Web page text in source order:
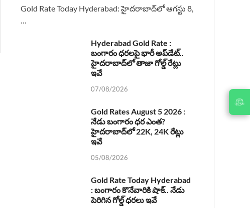
JOIN
US ON
Gold Rate Today Hyderabad: హైదరాబాద్‌లో ఆగస్టు 8,
…
Hyderabad Gold Rate :
బంగారం ధరలపై భారీ అప్‌డేట్..
హైదరాబాద్‌లో తాజా గోల్డ్ రేట్లు
ఇవే
07/08/2026
Gold Rates August 5 2026 :
నేడు బంగారం ధర ఎంత?
హైదరాబాద్‌లో 22K, 24K రేట్లు
ఇవే
05/08/2026
Gold Rate Today Hyderabad
: బంగారం కొనేవారికి షాక్.. నేడు
పెరిగిన గోల్డ్ ధరలు ఇవే